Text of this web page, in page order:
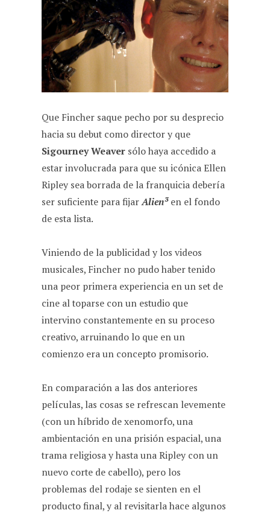
Que Fincher saque pecho por su desprecio
hacia su debut como director y que
Sigourney Weaver sólo haya accedido a
estar involucrada para que su icónica Ellen
Ripley sea borrada de la franquicia debería
ser suficiente para fijarAlien³ en el fondo
de esta lista.
Viniendo de la publicidad y los videos
musicales, Fincher no pudo haber tenido
una peor primera experiencia en un set de
cine al toparse con un estudio que
intervino constantemente en su proceso
creativo, arruinando lo que en un
comienzo era un concepto promisorio.
En comparación a las dos anteriores
películas, las cosas se refrescan levemente
(con un híbrido de xenomorfo, una
ambientación en una prisión espacial, una
trama religiosa y hasta una Ripley con un
nuevo corte de cabello), pero los
problemas del rodaje se sienten en el
producto final, y al revisitarla hace algunos